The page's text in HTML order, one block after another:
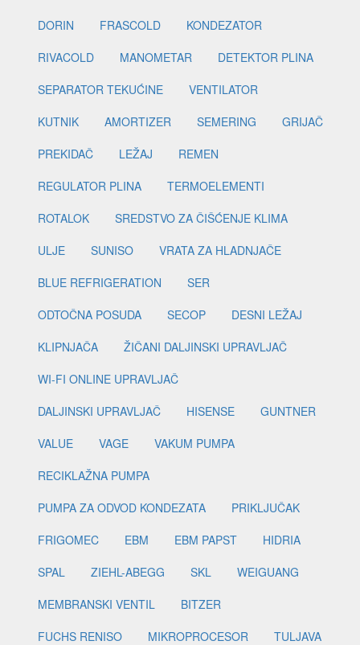
DORIN
FRASCOLD
KONDEZATOR
RIVACOLD
MANOMETAR
DETEKTOR PLINA
SEPARATOR TEKUĆINE
VENTILATOR
KUTNIK
AMORTIZER SEMERING
GRIJAČ
PREKIDAČ
LEŽAJ
REMEN
REGULATOR PLINA
TERMOELEMENTI
ROTALOK
SREDSTVO ZA ČIŠĆENJE KLIMA
ULJE
SUNISO
VRATA ZA HLADNJAČE
BLUE REFRIGERATION
SER
ODTOČNA POSUDA
SECOP
DESNI LEŽAJ
KLIPNJAČA
ŽIČANI DALJINSKI UPRAVLJAČ
WI-FI ONLINE UPRAVLJAČ
DALJINSKI UPRAVLJAČ
HISENSE
GUNTNER
VALUE
VAGE
VAKUM PUMPA
RECIKLAŽNA PUMPA
PUMPA ZA ODVOD KONDEZATA
PRIKLJUČAK
FRIGOMEC
EBM EBM PAPST
HIDRIA
SPAL
ZIEHL-ABEGG SKL
WEIGUANG
MEMBRANSKI VENTIL
BITZER
FUCHS RENISO
MIKROPROCESOR
TULJAVA